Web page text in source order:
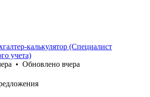
калькулятор (Специалист
учета)
• Обновлено вчера